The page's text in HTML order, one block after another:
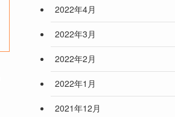
2022年4月
2022年3月
2022年2月
2022年1月
2021年12月